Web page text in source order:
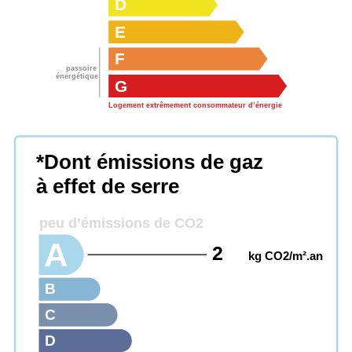
passoire
énergétique
G
Logement extrêmement consommateur d’énergie
F
E
D
*Dont émissions de gaz
à effet de serre
peu d’émissions de CO2
D
C
B
A 2 kg CO2/m².an